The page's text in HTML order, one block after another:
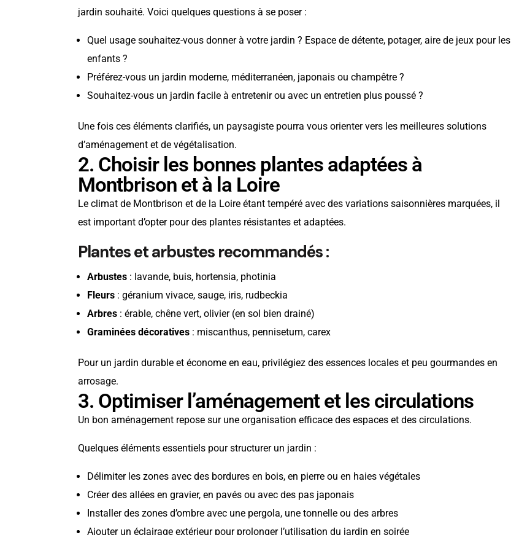
jardin souhaité. Voici quelques questions à se poser :
Quel usage souhaitez-vous donner à votre jardin ? Espace de détente, potager, aire de jeux pour les
enfants ?
Préférez-vous un jardin moderne, méditerranéen, japonais ou champêtre ?
Souhaitez-vous un jardin facile à entretenir ou avec un entretien plus poussé ?
Une fois ces éléments clarifiés, un paysagiste pourra vous orienter vers les meilleures solutions
d’aménagement et de végétalisation.
2. Choisir les bonnes plantes adaptées à
Montbrison et à la Loire
Le climat de Montbrison et de la Loire étant tempéré avec des variations saisonnières marquées, il
est important d’opter pour des plantes résistantes et adaptées.
Plantes et arbustes recommandés :
Arbustes : lavande, buis, hortensia, photinia
Fleurs : géranium vivace, sauge, iris, rudbeckia
Arbres : érable, chêne vert, olivier (en sol bien drainé)
Graminées décoratives : miscanthus, pennisetum, carex
Pour un jardin durable et économe en eau, privilégiez des essences locales et peu gourmandes en
arrosage.
3. Optimiser l’aménagement et les circulations
Un bon aménagement repose sur une organisation efficace des espaces et des circulations.
Quelques éléments essentiels pour structurer un jardin :
Délimiter les zones avec des bordures en bois, en pierre ou en haies végétales
Créer des allées en gravier, en pavés ou avec des pas japonais
Installer des zones d’ombre avec une pergola, une tonnelle ou des arbres
Ajouter un éclairage extérieur pour prolonger l’utilisation du jardin en soirée